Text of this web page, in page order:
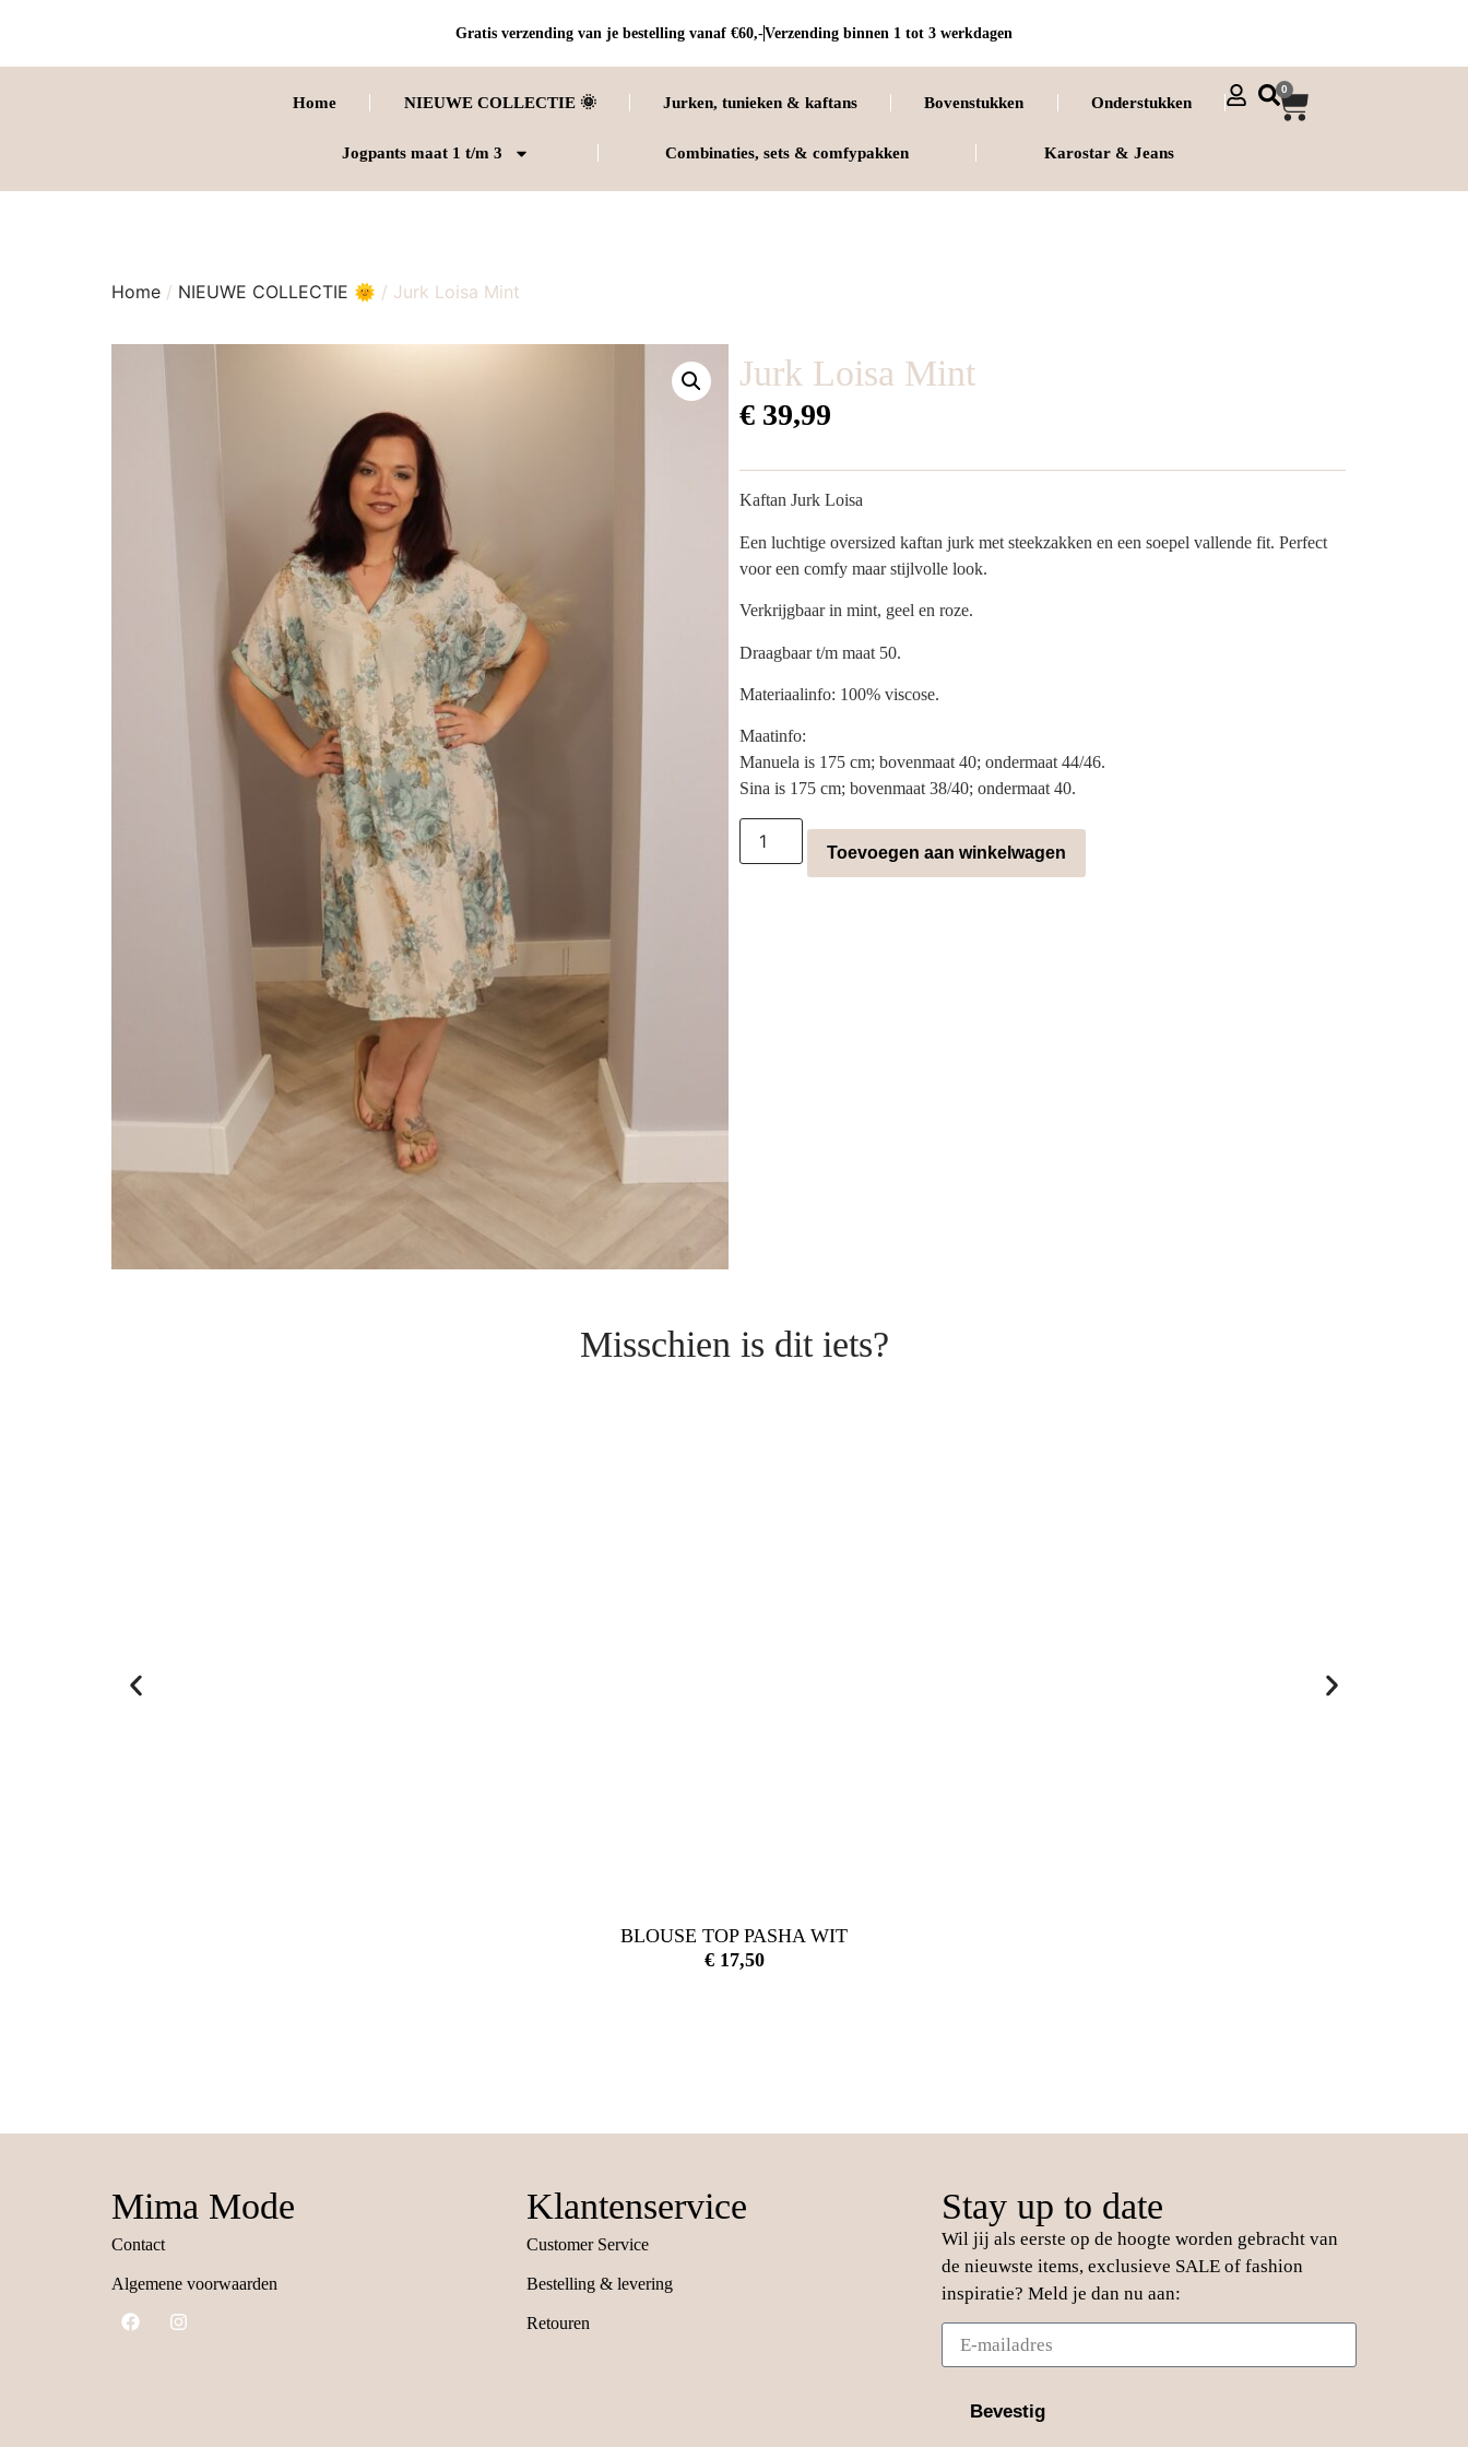
Gratis verzending van je bestelling vanaf €60,-Verzending binnen 1 tot 3 werkdagen
Home NIEUWE COLLECTIE 🌞 Jurken, tunieken & kaftans Bovenstukken Onderstukken
Jogpants maat 1 t/m 3 Combinaties, sets & comfypakken Karostar & Jeans
0
Home / NIEUWE COLLECTIE 🌞 / Jurk Loisa Mint
Jurk Loisa Mint
€39,99
Kaftan Jurk Loisa
Een luchtige oversized kaftan jurk met steekzakken en een soepel vallende fit. Perfect
voor een comfy maar stijlvolle look.
Verkrijgbaar in mint, geel en roze.
Draagbaar t/m maat 50.
Materiaalinfo: 100% viscose.
Maatinfo:
Manuela is 175 cm; bovenmaat 40; ondermaat 44/46.
Sina is 175 cm; bovenmaat 38/40; ondermaat 40.
Toevoegen aan winkelwagen
Misschien is dit iets?
BLOUSE TOP PASHA WIT
€17,50
Mima Mode
Contact
Algemene voorwaarden
Klantenservice
Customer Service
Bestelling & levering
Retouren
Stay up to date
Wil jij als eerste op de hoogte worden gebracht van
de nieuwste items, exclusieve SALE of fashion
inspiratie? Meld je dan nu aan:
Bevestig